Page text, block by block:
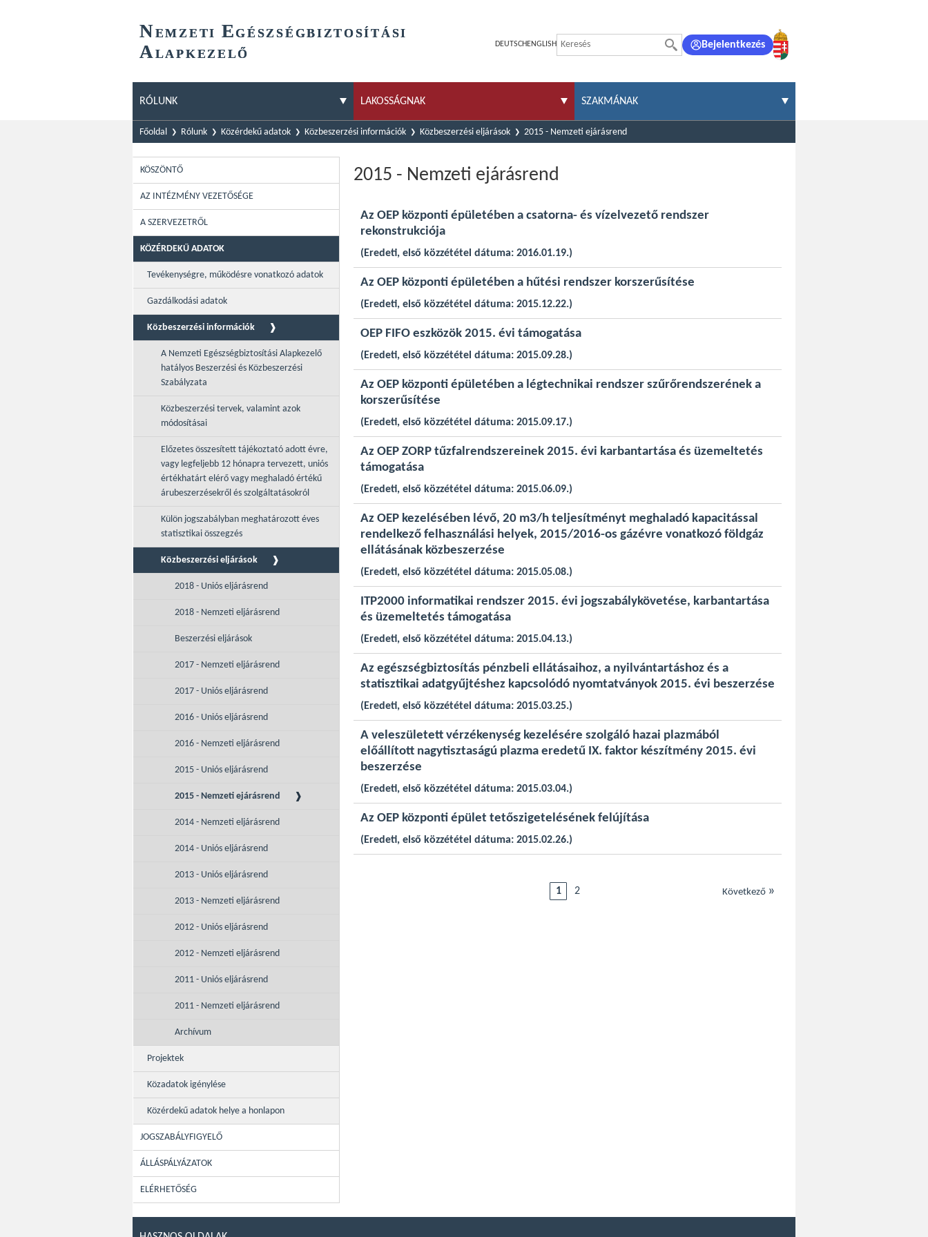
NEMZETI EGÉSZSÉGBIZTOSÍTÁSI
ALAPKEZELŐ
DEUTSCH ENGLISH Bejelentkezés
RÓLUNK LAKOSSÁGNAK SZAKMÁNAK
Főoldal Rólunk Közérdekű adatok Közbeszerzési információk Közbeszerzési eljárások 2015 - Nemzeti ejárásrend
KÖSZÖNTŐ
AZ INTÉZMÉNY VEZETŐSÉGE
A SZERVEZETRŐL
KÖZÉRDEKŰ ADATOK
Tevékenységre, működésre vonatkozó adatok
Gazdálkodási adatok
Közbeszerzési információk
A Nemzeti Egészségbiztosítási Alapkezelő
hatályos Beszerzési és Közbeszerzési
Szabályzata
Közbeszerzési tervek, valamint azok
módosításai
Előzetes összesített tájékoztató adott évre,
vagy legfeljebb 12 hónapra tervezett, uniós
értékhatárt elérő vagy meghaladó értékű
árubeszerzésekről és szolgáltatásokról
Külön jogszabályban meghatározott éves
statisztikai összegzés
Közbeszerzési eljárások
2018 - Uniós eljárásrend
2018 - Nemzeti eljárásrend
Beszerzési eljárások
2017 - Nemzeti eljárásrend
2017 - Uniós eljárásrend
2016 - Uniós eljárásrend
2016 - Nemzeti eljárásrend
2015 - Uniós eljárásrend
2015 - Nemzeti ejárásrend
2014 - Nemzeti eljárásrend
2014 - Uniós eljárásrend
2013 - Uniós eljárásrend
2013 - Nemzeti eljárásrend
2012 - Uniós eljárásrend
2012 - Nemzeti eljárásrend
2011 - Uniós eljárásrend
2011 - Nemzeti eljárásrend
Archívum
Projektek
Közadatok igénylése
Közérdekű adatok helye a honlapon
JOGSZABÁLYFIGYELŐ
ÁLLÁSPÁLYÁZATOK
ELÉRHETŐSÉG
2015 - Nemzeti ejárásrend
Az OEP központi épületében a csatorna- és vízelvezető rendszer
rekonstrukciója
(Eredeti, első közzététel dátuma: 2016.01.19.)
Az OEP központi épületében a hűtési rendszer korszerűsítése
(Eredeti, első közzététel dátuma: 2015.12.22.)
OEP FIFO eszközök 2015. évi támogatása
(Eredeti, első közzététel dátuma: 2015.09.28.)
Az OEP központi épületében a légtechnikai rendszer szűrőrendszerének a
korszerűsítése
(Eredeti, első közzététel dátuma: 2015.09.17.)
Az OEP ZORP tűzfalrendszereinek 2015. évi karbantartása és üzemeltetés
támogatása
(Eredeti, első közzététel dátuma: 2015.06.09.)
Az OEP kezelésében lévő, 20 m3/h teljesítményt meghaladó kapacitással
rendelkező felhasználási helyek, 2015/2016-os gázévre vonatkozó földgáz
ellátásának közbeszerzése
(Eredeti, első közzététel dátuma: 2015.05.08.)
ITP2000 informatikai rendszer 2015. évi jogszabálykövetése, karbantartása
és üzemeltetés támogatása
(Eredeti, első közzététel dátuma: 2015.04.13.)
Az egészségbiztosítás pénzbeli ellátásaihoz, a nyilvántartáshoz és a
statisztikai adatgyűjtéshez kapcsolódó nyomtatványok 2015. évi beszerzése
(Eredeti, első közzététel dátuma: 2015.03.25.)
A veleszületett vérzékenység kezelésére szolgáló hazai plazmából
előállított nagytisztaságú plazma eredetű IX. faktor készítmény 2015. évi
beszerzése
(Eredeti, első közzététel dátuma: 2015.03.04.)
Az OEP központi épület tetőszigetelésének felújítása
(Eredeti, első közzététel dátuma: 2015.02.26.)
1 2 Következő »